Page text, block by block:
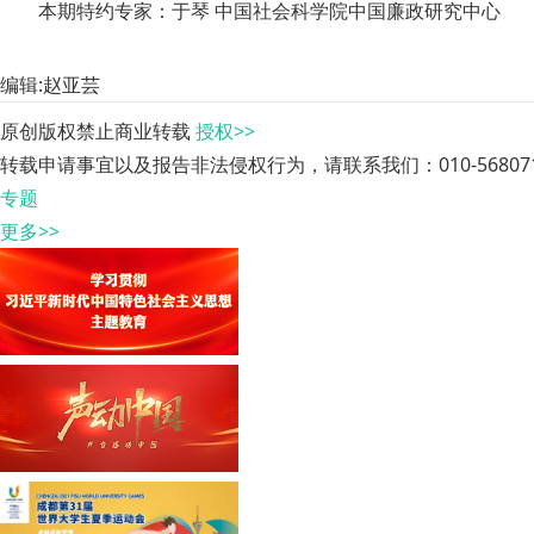
本期特约专家：于琴 中国社会科学院中国廉政研究中心
编辑:赵亚芸
原创版权禁止商业转载 授权>>
转载申请事宜以及报告非法侵权行为，请联系我们：010-
专题
更多>>